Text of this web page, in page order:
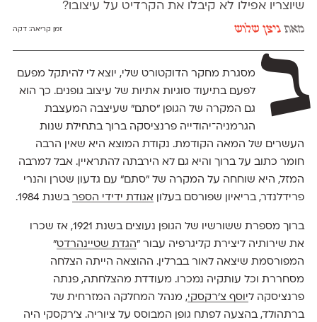
שיוצריו אפילו לא קיבלו את הקרדיט על עיצובו?
מאת ניצן שלוש זמן קריאה:דקה
ב
מסגרת מחקר הדוקטורט שלי, יוצא לי להיתקל מפעם
לפעם בתיעוד סוגיות אתיות של עיצוב גופנים. כך הוא
גם המקרה של הגופן ״סתם״ שעיצבה המעצבת
הגרמניה־יהודייה פרנציסקה ברוך בתחילת שנות
העשרים של המאה הקודמת. נקודת המוצא היא שאין הרבה
חומר כתוב על ברוך והיא גם לא הירבתה להתראיין. אבל למרבה
המזל, היא שוחחה על המקרה של ״סתם״ עם גדעון שטרן והנרי
פרידלנדר, בריאיון שפורסם בעלון אגודת ידידי הספרבשנת 1984.
ברוך מספרת ששורשיו של הגופן נעוצים בשנת 1921, אז שכרו
את שירותיה ליצירת קליגרפיה עבור ״הגדת שטיינהרדט״
המפורסמת שיצאה לאור בברלין. ההוצאה הייתה הצלחה
מסחררת וכל עותקיה נמכרו. מעודדת מהצלחתה, פנתה
פרנציסקה ליוסף צ'רקסקי, מנהל המחלקה המזרחית של
ברתהולד, בהצעה לפתח גופן המבוסס על ציוריה. צ׳רקסקי היה